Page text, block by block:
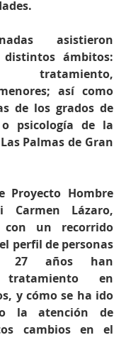
asistieron
distintos ámbitos:
tratamiento,
así como
de los grados de
psicología de la
Palmas de Gran
Proyecto Hombre
Carmen Lázaro,
un recorrido
perfil de personas
27 años han
tratamiento en
y cómo se ha ido
la atención de
cambios en el